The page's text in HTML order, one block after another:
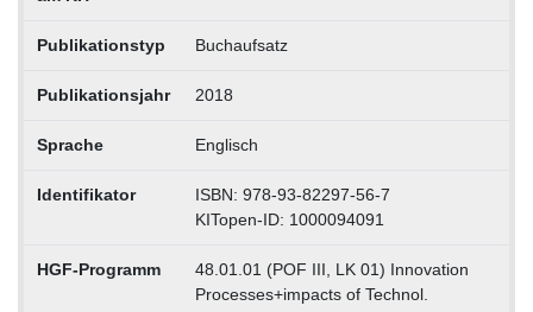
Publikationstyp Buchaufsatz
Publikationsjahr 2018
Sprache Englisch
Identifikator
ISBN: 978-93-82297-56-7
KITopen-ID: 1000094091
HGF-Programm
48.01.01 (POF III, LK 01) Innovation
Processes+impacts of Technol.